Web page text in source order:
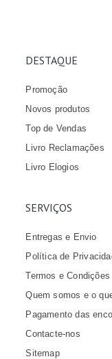
DESTAQUE
Promoção
Novos produtos
Top de Vendas
Livro Reclamações
Livro Elogios
SERVIÇOS
Entregas e Envio
Política de
Termos e Condições
Quem somos e o
Pagamento das
Contacte-nos
Sitemap